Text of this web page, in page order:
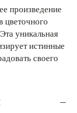
произведение
цветочного
уникальная
истинные
своего